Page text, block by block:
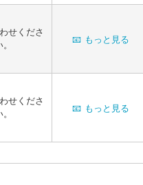
せくださ
📧 もっと見る
せくださ
📧 もっと見る